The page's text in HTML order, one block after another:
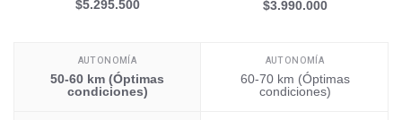
$5.295.500
AUTONOMÍA
50-60 km (Óptimas
condiciones)
$3.990.000
AUTONOMÍA
60-70 km (Óptimas
condiciones)